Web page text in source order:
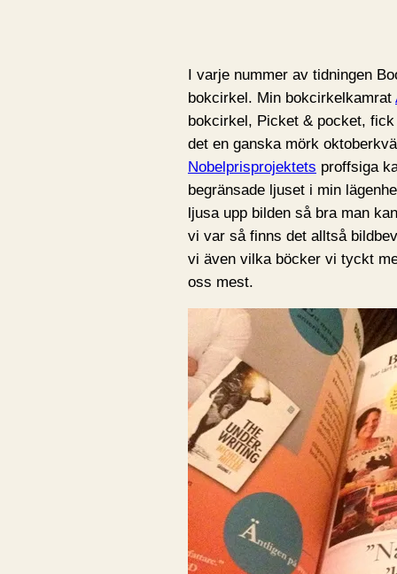
I varje nummer av tidningen
bokcirkel. Min bokcirkelkamrat
bokcirkel, Picket & pocket,
det en ganska mörk
Nobelprisprojektets proffsiga
begränsade ljuset i min
ljusa upp bilden så bra man
vi var så finns det alltså
vi även vilka böcker vi tyckt
oss mest.